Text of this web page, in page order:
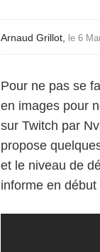
Arnaud Grillot, le 6
Pour ne pas se
en images pour
sur Twitch par
propose
et le niveau de
informe en